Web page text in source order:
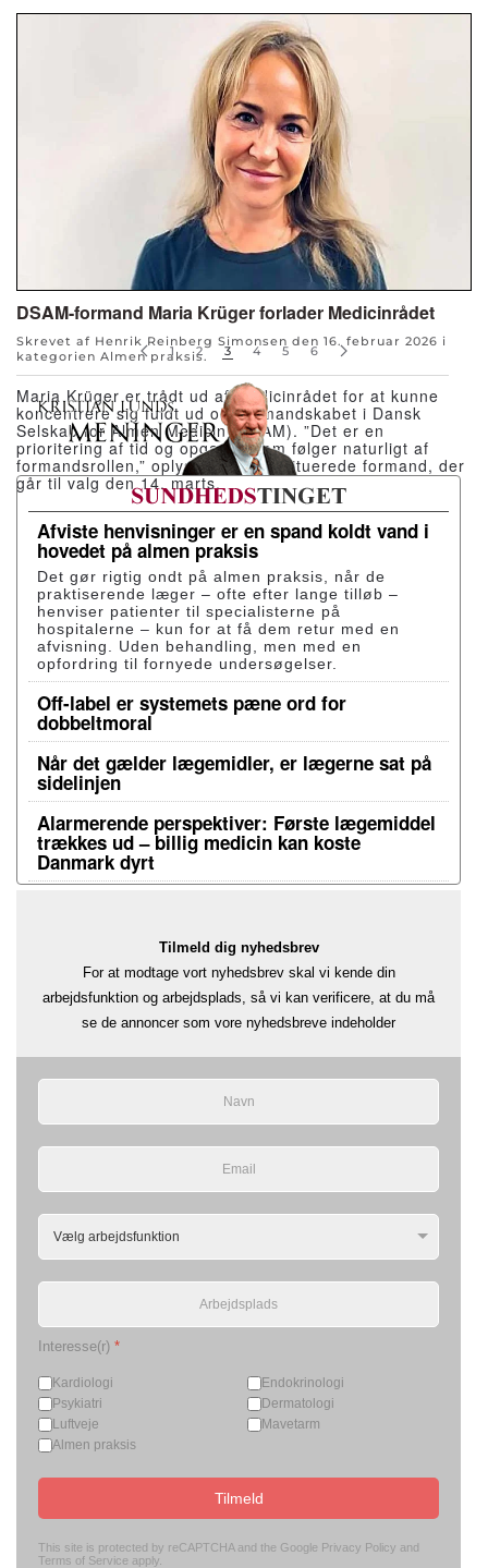
DSAM-formand Maria Krüger forlader Medicinrådet
Skrevet af Henrik Reinberg Simonsen den 16. februar 2026 i
kategorien Almen praksis.
Maria Krüger er trådt ud af Medicinrådet for at kunne
koncentrere sig fuldt ud om formandskabet i Dansk
Selskab for Almen Medicin (DSAM). ”Det er en
prioritering af tid og opgaver, som følger naturligt af
formandsrollen,” oplyser den konstituerede formand, der
går til valg den 14. marts.
1 2 3 4 5 6
Afviste henvisninger er en spand koldt vand i
hovedet på almen praksis
Det gør rigtig ondt på almen praksis, når de
praktiserende læger – ofte efter lange tilløb –
henviser patienter til specialisterne på
hospitalerne – kun for at få dem retur med en
afvisning. Uden behandling, men med en
opfordring til fornyede undersøgelser.
Off-label er systemets pæne ord for
dobbeltmoral
Når det gælder lægemidler, er lægerne sat på
sidelinjen
Alarmerende perspektiver: Første lægemiddel
trækkes ud – billig medicin kan koste
Danmark dyrt
Tilmeld dig nyhedsbrev
For at modtage vort nyhedsbrev skal vi kende din
arbejdsfunktion og arbejdsplads, så vi kan verificere, at du må
se de annoncer som vore nyhedsbreve indeholder
Interesse(r) *
Kardiologi
Endokrinologi
Psykiatri
Dermatologi
Luftveje
Mavetarm
Almen praksis
Tilmeld
This site is protected by reCAPTCHA and the Google Privacy Policy and
Terms of Service apply.